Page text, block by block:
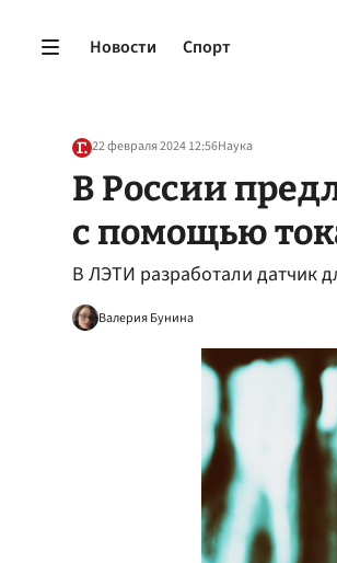
Новости Спорт
22 февраля 2024 12:56Наука
В России
с помощью
В ЛЭТИ разработали датчик
Валерия Бунина